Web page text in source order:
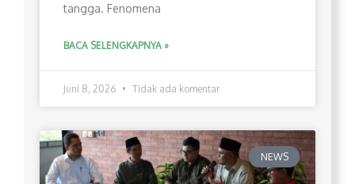
tangga. Fenomena
BACA SELENGKAPNYA »
Juni 8, 2026 Tidak ada komentar
NEWS